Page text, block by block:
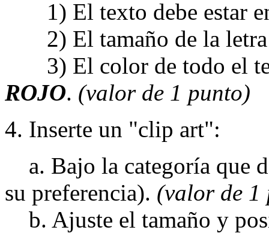
1) El texto debe estar
2) El tamaño de la letra
3) El color de todo el
ROJO. (valor de 1 punto)
4. Inserte un "clip art":
a. Bajo la categoría que
su preferencia). (valor de 1
b. Ajuste el tamaño y